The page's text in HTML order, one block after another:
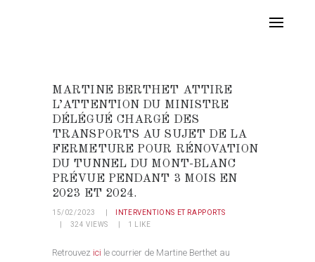
MARTINE BERTHET ATTIRE
L’ATTENTION DU MINISTRE
DÉLÉGUÉ CHARGÉ DES
TRANSPORTS AU SUJET DE LA
FERMETURE POUR RÉNOVATION
DU TUNNEL DU MONT-BLANC
PRÉVUE PENDANT 3 MOIS EN
2023 ET 2024.
15/02/2023
INTERVENTIONS ET RAPPORTS
324 VIEWS 1 LIKE
Retrouvez ici le courrier de Martine Berthet au